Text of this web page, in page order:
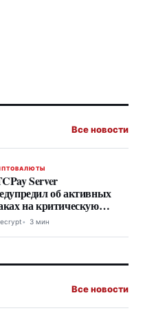
Все новости
Server
об активных
на критическую
3 мин
Все новости